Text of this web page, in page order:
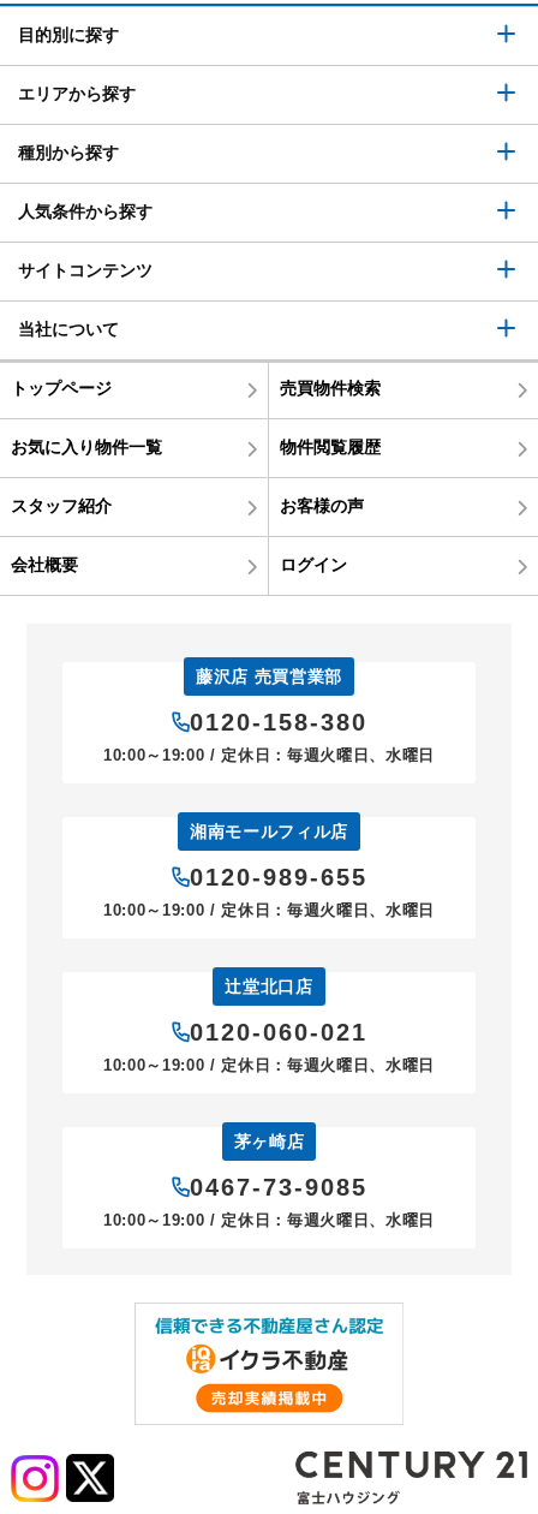
目的別に探す
エリアから探す
種別から探す
人気条件から探す
サイトコンテンツ
当社について
トップページ 売買物件検索
お気に入り物件一覧 物件閲覧履歴
スタッフ紹介 お客様の声
会社概要 ログイン
藤沢店 売買営業部
0120-158-380
10:00～19:00 / 定休日：毎週火曜日、水曜日
湘南モールフィル店
0120-989-655
10:00～19:00 / 定休日：毎週火曜日、水曜日
辻堂北口店
0120-060-021
10:00～19:00 / 定休日：毎週火曜日、水曜日
茅ヶ崎店
0467-73-9085
10:00～19:00 / 定休日：毎週火曜日、水曜日